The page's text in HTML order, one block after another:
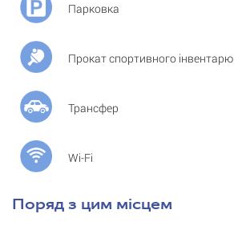
Парковка
Прокат спортивного інвентарю
Трансфер
Wi-Fi
Поряд з цим місцем